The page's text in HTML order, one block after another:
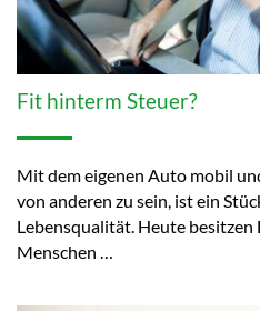
Fit hinterm Steuer?
Mit dem eigenen Auto mobil
von anderen zu sein, ist ein
Lebensqualität. Heute
Menschen …